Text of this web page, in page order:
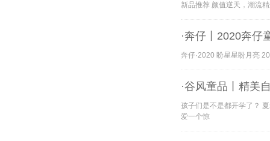
新品推荐 颜值逆天，潮流
·奔仔丨2020奔仔
奔仔·2020 盼星星盼月亮
·谷风童品丨精美
孩子们是不是都开学了？
爱一个惊